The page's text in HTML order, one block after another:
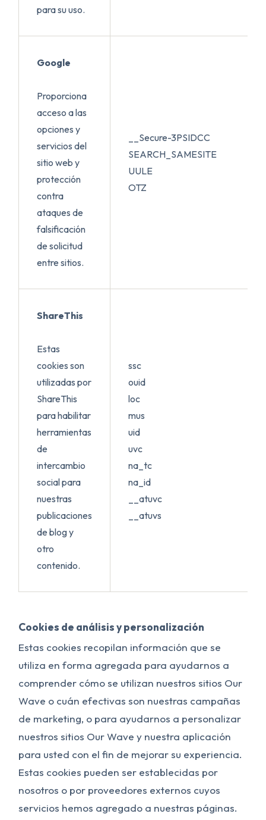
para su uso.
Google
Proporciona
acceso a las
opciones y
servicios del
sitio web y
protección
contra
ataques de
falsificación
de solicitud
entre sitios.
__Secure-3PSIDCC
SEARCH_SAMESITE
UULE
OTZ
ShareThis
Estas
cookies son
utilizadas por
ShareThis
para habilitar
herramientas
de
intercambio
social para
nuestras
publicaciones
de blog y
otro
contenido.
ssc
ouid
loc
mus
uid
uvc
na_tc
na_id
__atuvc
__atuvs
Cookies de análisis y personalización
Estas cookies recopilan información que se
utiliza en forma agregada para ayudarnos a
comprender cómo se utilizan nuestros sitios Our
Wave o cuán efectivas son nuestras campañas
de marketing, o para ayudarnos a personalizar
nuestros sitios Our Wave y nuestra aplicación
para usted con el fin de mejorar su experiencia.
Estas cookies pueden ser establecidas por
nosotros o por proveedores externos cuyos
servicios hemos agregado a nuestras páginas.